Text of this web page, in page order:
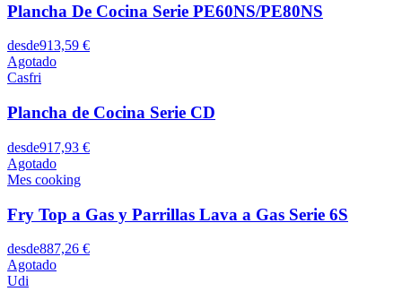
Plancha De Cocina Serie PE60NS/PE80NS
desde913,59 €
Agotado
Casfri
Plancha de Cocina Serie CD
desde917,93 €
Agotado
Mes cooking
Fry Top a Gas y Parrillas Lava a Gas Serie 6S
desde887,26 €
Agotado
Udi